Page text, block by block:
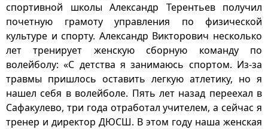
спортивной школы Александр Терентьев получил
почетную грамоту управления по физической
культуре и спорту. Александр Викторович несколько
лет тренирует женскую сборную команду по
волейболу: «С детства я занимаюсь спортом. Из-за
травмы пришлось оставить легкую атлетику, но я
нашел себя в волейболе. Пять лет назад переехал в
Сафакулево, три года отработал учителем, а сейчас я
тренер и директор ДЮСШ. В этом году наша женская